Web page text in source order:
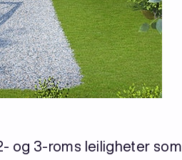
og 3-roms leiligheter som